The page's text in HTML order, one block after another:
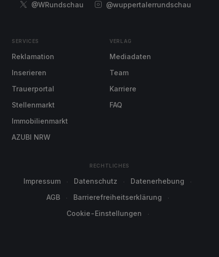
@WRundschau
@wuppertalerrundschau
SERVICES
Reklamation
Inserieren
Trauerportal
Stellenmarkt
Immobilienmarkt
AZUBI NRW
VERLAG
Mediadaten
Team
Karriere
FAQ
RECHTLICHES
Impressum Datenschutz
Datenerhebung
AGB
Barrierefreiheitserklärung
Cookie-Einstellungen